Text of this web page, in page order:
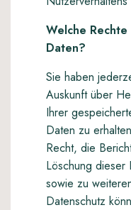
Welche
Daten?
Sie haben
Auskunft über
Ihrer
Daten zu
Recht, die
Löschung
sowie zu
Datenschutz